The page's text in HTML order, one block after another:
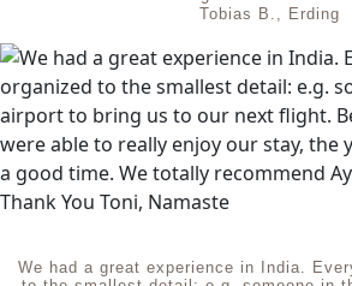
Tobias B., Erding
We had a great experience in India.